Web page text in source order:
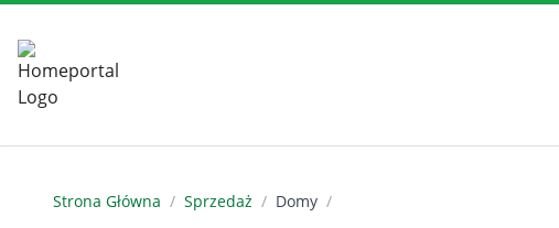
Strona Główna / Sprzedaż / Domy /